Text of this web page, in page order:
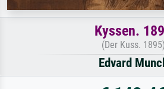
Kyssen.
(Der Kuss. 1895)
Edvard